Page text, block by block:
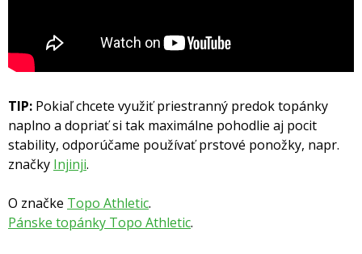
TIP: Pokiaľ chcete využiť priestranný predok topánky
naplno a dopriať si tak maximálne pohodlie aj pocit
stability, odporúčame používať prstové ponožky, napr.
značky Injinji.
O značke Topo Athletic.
Pánske topánky Topo Athletic.